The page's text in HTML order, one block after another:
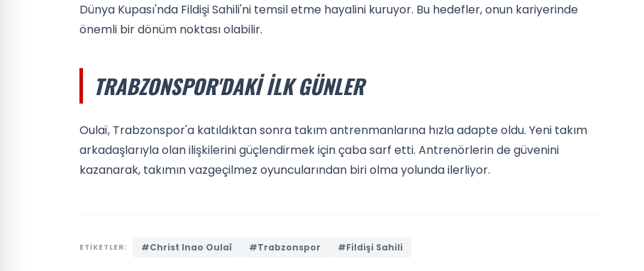
Dünya Kupası'nda Fildişi Sahili'ni temsil etme hayalini kuruyor. Bu hedefler, onun kariyerinde
önemli bir dönüm noktası olabilir.
TRABZONSPOR'DAKI İLK GÜNLER
Oulaï, Trabzonspor'a katıldıktan sonra takım antrenmanlarına hızla adapte oldu. Yeni takım
arkadaşlarıyla olan ilişkilerini güçlendirmek için çaba sarf etti. Antrenörlerin de güvenini
kazanarak, takımın vazgeçilmez oyuncularından biri olma yolunda ilerliyor.
ETİKETLER: #Christ Inao Oulaï #Trabzonspor #Fildişi Sahili